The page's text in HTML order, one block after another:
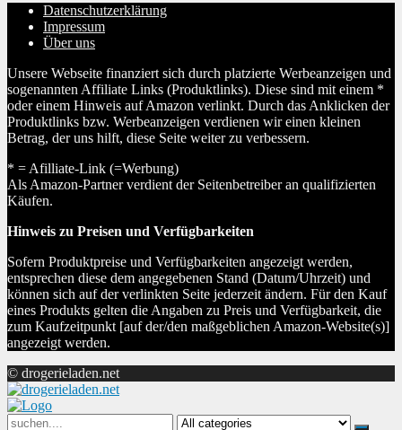
Datenschutzerklärung
Impressum
Über uns
Unsere Webseite finanziert sich durch platzierte Werbeanzeigen und
sogenannten Affiliate Links (Produktlinks). Diese sind mit einem *
oder einem Hinweis auf Amazon verlinkt. Durch das Anklicken der
Produktlinks bzw. Werbeanzeigen verdienen wir einen kleinen
Betrag, der uns hilft, diese Seite weiter zu verbessern.
* = Afilliate-Link (=Werbung)
Als Amazon-Partner verdient der Seitenbetreiber an qualifizierten
Käufen.
Hinweis zu Preisen und Verfügbarkeiten
Sofern Produktpreise und Verfügbarkeiten angezeigt werden,
entsprechen diese dem angegebenen Stand (Datum/Uhrzeit) und
können sich auf der verlinkten Seite jederzeit ändern. Für den Kauf
eines Produkts gelten die Angaben zu Preis und Verfügbarkeit, die
zum Kaufzeitpunkt [auf der/den maßgeblichen Amazon-Website(s)]
angezeigt werden.
© drogerieladen.net
Search